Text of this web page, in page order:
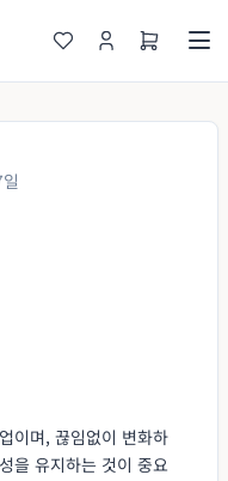
이며, 끊임없이 변화하
을 유지하는 것이 중요